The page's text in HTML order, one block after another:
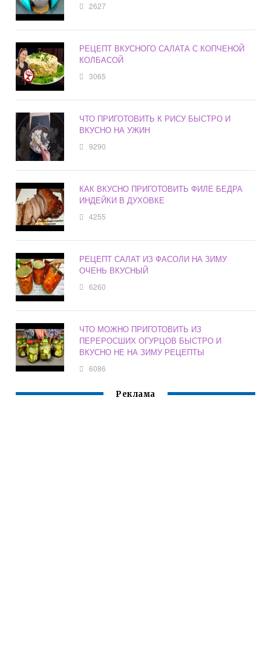
2627
РЕЦЕПТ ВКУСНОГО САЛАТА С КОПЧЕНОЙ
КОЛБАСОЙ
3065
ЧТО ПРИГОТОВИТЬ К РИСУ БЫСТРО И
ВКУСНО НА УЖИН
9290
КАК ВКУСНО ПРИГОТОВИТЬ ФИЛЕ БЕДРА
ИНДЕЙКИ В ДУХОВКЕ
4255
РЕЦЕПТ САЛАТ ИЗ ФАСОЛИ НА ЗИМУ
ОЧЕНЬ ВКУСНЫЙ
6260
ЧТО МОЖНО ПРИГОТОВИТЬ ИЗ
ПЕРЕРОСШИХ ОГУРЦОВ БЫСТРО И
ВКУСНО НЕ НА ЗИМУ РЕЦЕПТЫ
6086
Реклама